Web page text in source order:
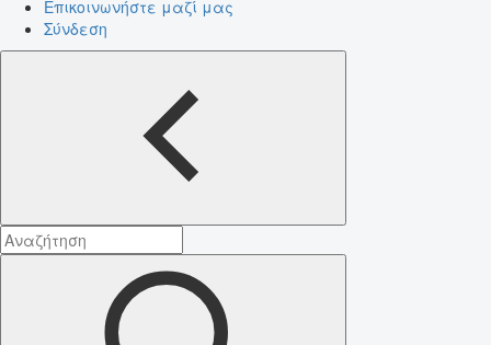
Επικοινωνήστε μαζί μας
Σύνδεση